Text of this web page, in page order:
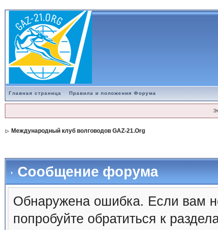
Главная страница Правила и положения Форума
Международный клуб волговодов GAZ-21.Org
Сообщение форума
Обнаружена ошибка. Если вам
попробуйте обратиться к